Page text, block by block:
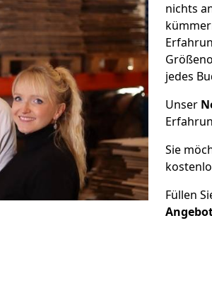
nichts
jedes
Unser
Sie
Füllen